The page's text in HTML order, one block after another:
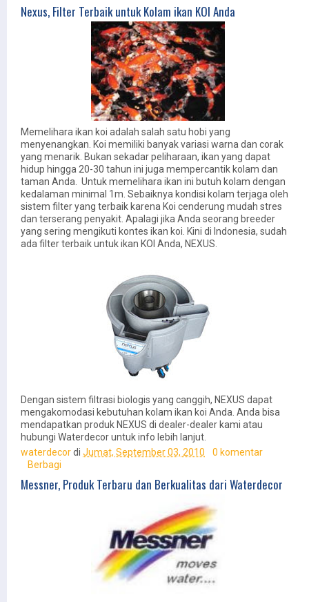
Nexus, Filter Terbaik untuk Kolam ikan KOI Anda
Memelihara ikan koi adalah salah satu hobi yang
menyenangkan. Koi memiliki banyak variasi warna dan corak
yang menarik. Bukan sekadar peliharaan, ikan yang dapat
hidup hingga 20-30 tahun ini juga mempercantik kolam dan
taman Anda. Untuk memelihara ikan ini butuh kolam dengan
kedalaman minimal 1m. Sebaiknya kondisi kolam terjaga oleh
sistem filter yang terbaik karena Koi cenderung mudah stres
dan terserang penyakit. Apalagi jika Anda seorang breeder
yang sering mengikuti kontes ikan koi. Kini di Indonesia, sudah
ada filter terbaik untuk ikan KOI Anda, NEXUS.
Dengan sistem filtrasi biologis yang canggih, NEXUS dapat
mengakomodasi kebutuhan kolam ikan koi Anda. Anda bisa
mendapatkan produk NEXUS di dealer-dealer kami atau
hubungi Waterdecor untuk info lebih lanjut.
waterdecordi Jumat, September 03, 2010
0 komentar
Berbagi
Messner, Produk Terbaru dan Berkualitas dari Waterdecor